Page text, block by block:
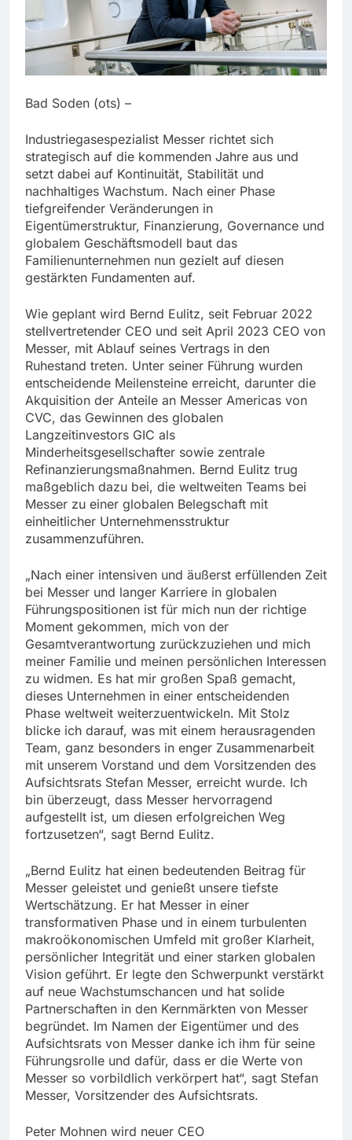
Bad Soden (ots) –
Industriegasespezialist Messer richtet sich
strategisch auf die kommenden Jahre aus und
setzt dabei auf Kontinuität, Stabilität und
nachhaltiges Wachstum. Nach einer Phase
tiefgreifender Veränderungen in
Eigentümerstruktur, Finanzierung, Governance und
globalem Geschäftsmodell baut das
Familienunternehmen nun gezielt auf diesen
gestärkten Fundamenten auf.
Wie geplant wird Bernd Eulitz, seit Februar 2022
stellvertretender CEO und seit April 2023 CEO von
Messer, mit Ablauf seines Vertrags in den
Ruhestand treten. Unter seiner Führung wurden
entscheidende Meilensteine erreicht, darunter die
Akquisition der Anteile an Messer Americas von
CVC, das Gewinnen des globalen
Langzeitinvestors GIC als
Minderheitsgesellschafter sowie zentrale
Refinanzierungsmaßnahmen. Bernd Eulitz trug
maßgeblich dazu bei, die weltweiten Teams bei
Messer zu einer globalen Belegschaft mit
einheitlicher Unternehmensstruktur
zusammenzuführen.
„Nach einer intensiven und äußerst erfüllenden Zeit
bei Messer und langer Karriere in globalen
Führungspositionen ist für mich nun der richtige
Moment gekommen, mich von der
Gesamtverantwortung zurückzuziehen und mich
meiner Familie und meinen persönlichen Interessen
zu widmen. Es hat mir großen Spaß gemacht,
dieses Unternehmen in einer entscheidenden
Phase weltweit weiterzuentwickeln. Mit Stolz
blicke ich darauf, was mit einem herausragenden
Team, ganz besonders in enger Zusammenarbeit
mit unserem Vorstand und dem Vorsitzenden des
Aufsichtsrats Stefan Messer, erreicht wurde. Ich
bin überzeugt, dass Messer hervorragend
aufgestellt ist, um diesen erfolgreichen Weg
fortzusetzen“, sagt Bernd Eulitz.
„Bernd Eulitz hat einen bedeutenden Beitrag für
Messer geleistet und genießt unsere tiefste
Wertschätzung. Er hat Messer in einer
transformativen Phase und in einem turbulenten
makroökonomischen Umfeld mit großer Klarheit,
persönlicher Integrität und einer starken globalen
Vision geführt. Er legte den Schwerpunkt verstärkt
auf neue Wachstumschancen und hat solide
Partnerschaften in den Kernmärkten von Messer
begründet. Im Namen der Eigentümer und des
Aufsichtsrats von Messer danke ich ihm für seine
Führungsrolle und dafür, dass er die Werte von
Messer so vorbildlich verkörpert hat“, sagt Stefan
Messer, Vorsitzender des Aufsichtsrats.
Peter Mohnen wird neuer CEO